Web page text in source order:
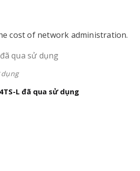
cost of network administration.
dụng
L đã qua sử dụng